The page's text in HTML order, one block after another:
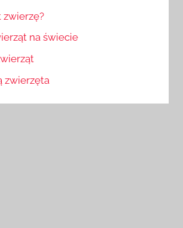
zwierzę?
na świecie
zwierzęta